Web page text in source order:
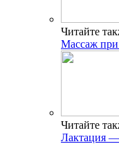
Читайте
Массаж при
Читайте
Лактация